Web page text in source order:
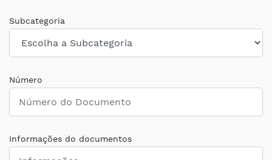
Subcategoria
Número
Informações do documentos